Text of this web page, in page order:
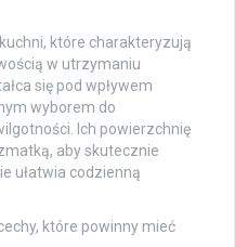
które charakteryzują
w utrzymaniu
się pod wpływem
wyborem do
Ich powierzchnię
aby skutecznie
ułatwia codzienną
które powinny mieć